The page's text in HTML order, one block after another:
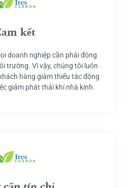
kết
doanh nghiệp cần phải đóng
trường. Vì vậy, chúng tôi luôn
hàng giảm thiểu tác động
giảm phát thải khí nhà kính.